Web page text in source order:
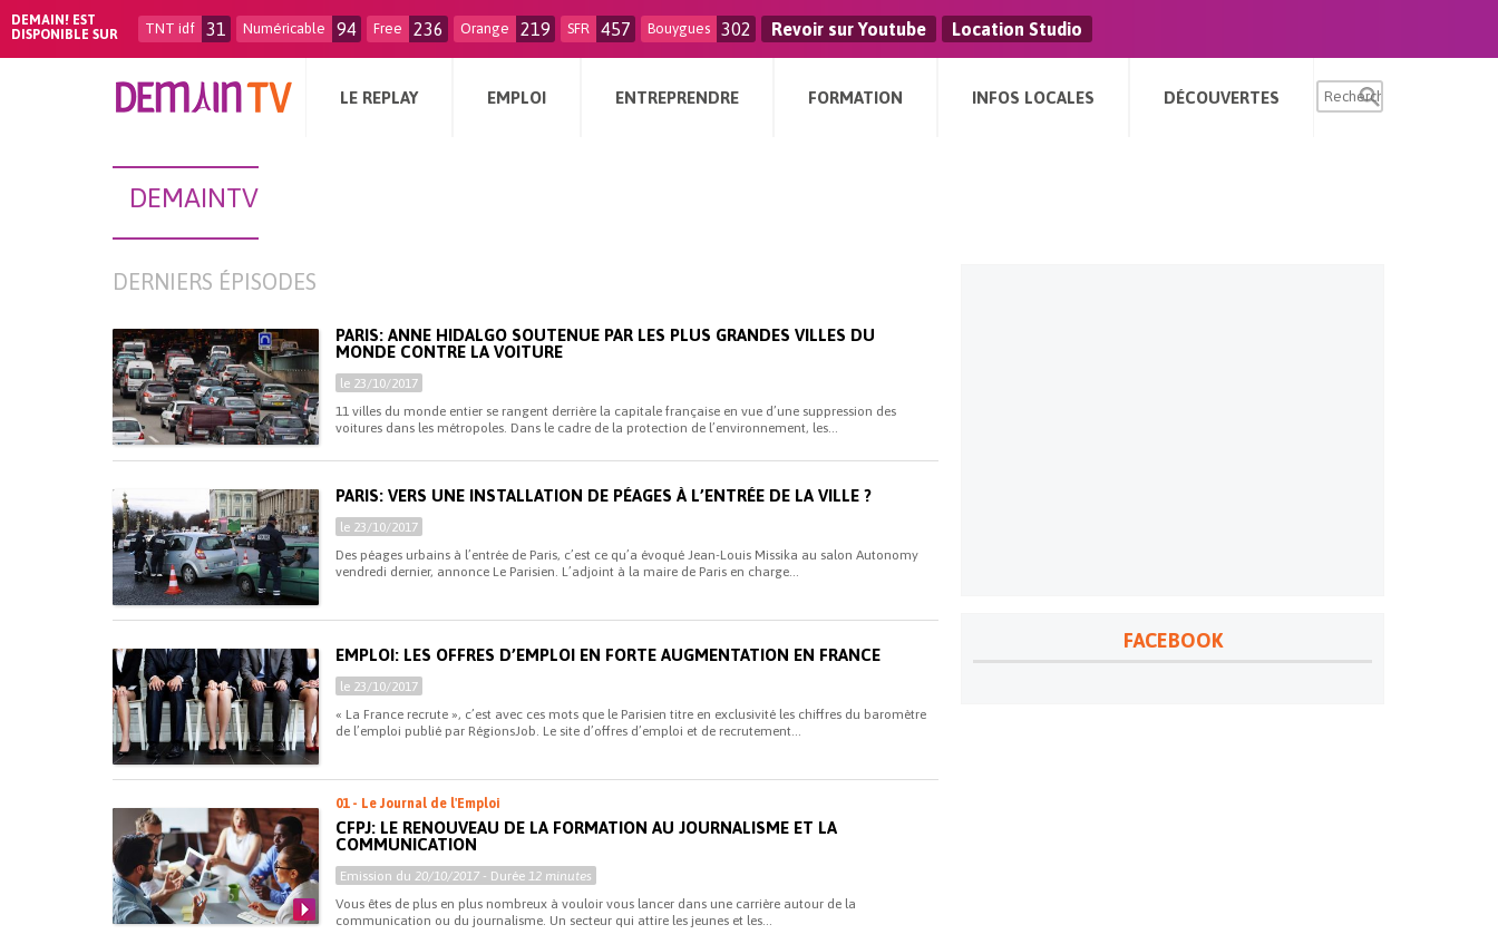
DEMAIN! EST
DISPONIBLE SUR
TNT idf 31 Numéricable 94 Free 236 Orange 219 SFR 457 Bouygues 302 Revoir sur Youtube Location Studio
LE REPLAY EMPLOI ENTREPRENDRE FORMATION INFOS LOCALES DÉCOUVERTES
DEMAINTV
DERNIERS ÉPISODES
PARIS: ANNE HIDALGO SOUTENUE PAR LES PLUS GRANDES VILLES DU
MONDE CONTRE LA VOITURE
le 23/10/2017
11 villes du monde entier se rangent derrière la capitale française en vue d’une suppression des
voitures dans les métropoles. Dans le cadre de la protection de l’environnement, les...
PARIS: VERS UNE INSTALLATION DE PÉAGES À L’ENTRÉE DE LA VILLE ?
le 23/10/2017
Des péages urbains à l’entrée de Paris, c’est ce qu’a évoqué Jean-Louis Missika au salon Autonomy
vendredi dernier, annonce Le Parisien. L’adjoint à la maire de Paris en charge...
EMPLOI: LES OFFRES D’EMPLOI EN FORTE AUGMENTATION EN FRANCE
le 23/10/2017
« La France recrute », c’est avec ces mots que le Parisien titre en exclusivité les chiffres du baromètre
de l’emploi publié par RégionsJob. Le site d’offres d’emploi et de recrutement...
01 - Le Journal de l'Emploi
CFPJ: LE RENOUVEAU DE LA FORMATION AU JOURNALISME ET LA
COMMUNICATION
Emission du20/10/2017 - Durée12 minutes
Vous êtes de plus en plus nombreux à vouloir vous lancer dans une carrière autour de la
communication ou du journalisme. Un secteur qui attire les jeunes et les...
FACEBOOK